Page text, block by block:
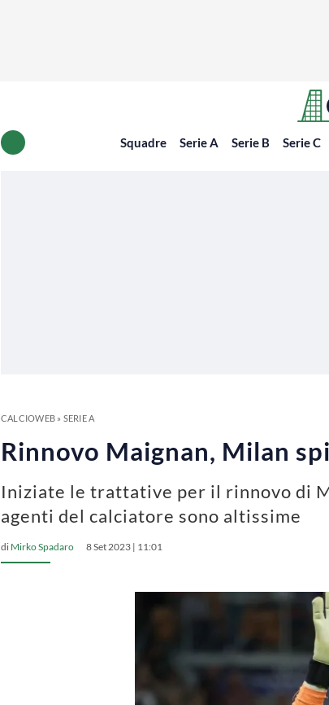
Squadre Serie A Serie B Serie C
CALCIOWEB» SERIE A
Rinnovo Maignan, Milan
Iniziate le trattative per il rinnovo di
agenti del calciatore sono altissime
di Mirko Spadaro 8 Set 2023 | 11:01